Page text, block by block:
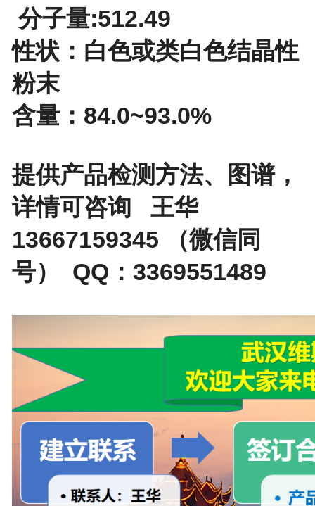
分子量:512.49
性状：白色或类白色结晶性
粉末
含量：84.0~93.0%
提供产品检测方法、图谱，
详情可咨询 王华
13667159345 （微信同
号） QQ：3369551489